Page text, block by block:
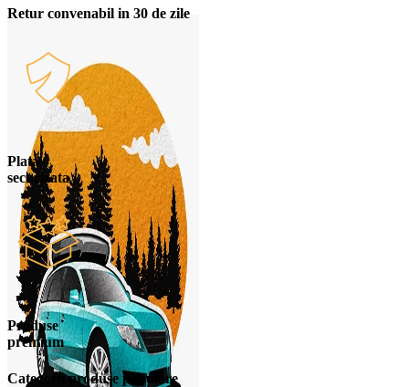
Retur convenabil in 30 de zile
Plata
securizata
Produse
premium
Categorii produse populare